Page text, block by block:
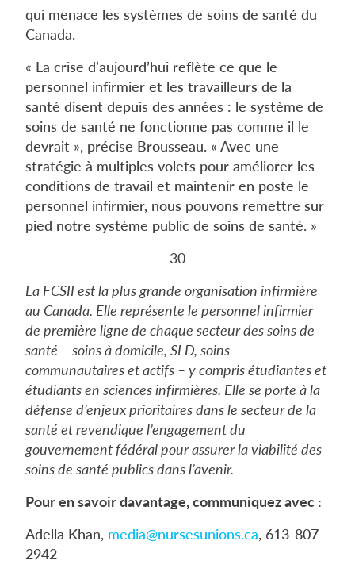
qui menace les systèmes de soins de santé du
Canada.
« La crise d’aujourd’hui reflète ce que le
personnel infirmier et les travailleurs de la
santé disent depuis des années : le système de
soins de santé ne fonctionne pas comme il le
devrait », précise Brousseau. « Avec une
stratégie à multiples volets pour améliorer les
conditions de travail et maintenir en poste le
personnel infirmier, nous pouvons remettre sur
pied notre système public de soins de santé. »
-30-
La FCSII est la plus grande organisation infirmière
au Canada. Elle représente le personnel infirmier
de première ligne de chaque secteur des soins de
santé – soins à domicile, SLD, soins
communautaires et actifs – y compris étudiantes et
étudiants en sciences infirmières. Elle se porte à la
défense d’enjeux prioritaires dans le secteur de la
santé et revendique l’engagement du
gouvernement fédéral pour assurer la viabilité des
soins de santé publics dans l’avenir.
Pour en savoir davantage, communiquez avec :
Adella Khan, media@nursesunions.ca, 613-807-
2942